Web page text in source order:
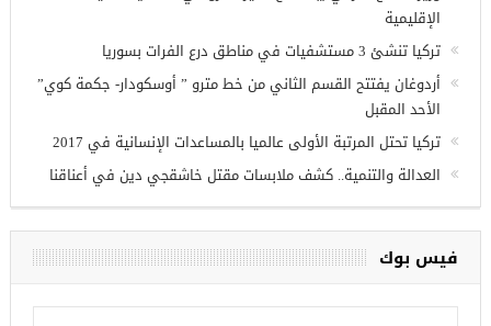
أحدث المقالات
وزير الدفاع التركي يبحث مع نظيره الروسي القضايا الأمنية
الإقليمية
تركيا تنشئ 3 مستشفيات في مناطق درع الفرات بسوريا
أردوغان يفتتح القسم الثاني من خط مترو ” أوسكودار- جكمة كوي”
تركيا تحتل المرتبة الأولى عالميا بالمساعدات الإنسانية في 2017
العدالة والتنمية.. كشف ملابسات مقتل خاشقجي دين في أعناقنا